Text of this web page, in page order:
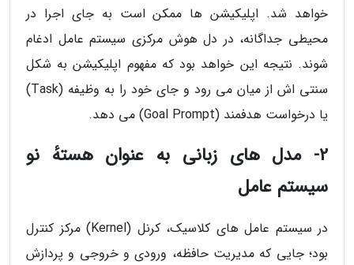
خواهد شد. اپلیکیشن ها ممکن است به جای اجرا در
محیطی جداگانه، در دل هوش مرکزی سیستم عامل ادغام
شوند. نتیجه این خواهد بود که مفهوم اپلیکیشن به شکل
سنتی اش از میان می رود و جای خود را به وظیفه (Task)
یا درخواست هدفمند (Goal Prompt) می دهد.
2- مدل های زبانی به عنوان هستهٔ نو
سیستم عامل
در سیستم عامل های کلاسیک، کرنل (Kernel) مرکز کنترل
بود؛ جایی که مدیریت حافظه، ورودی و خروجی و پردازش